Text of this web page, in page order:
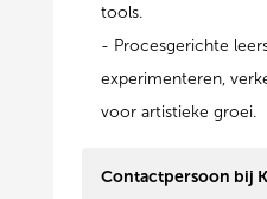
tools.
- Procesgerichte
experimenteren,
voor artistieke groei.
Contactpersoon bij